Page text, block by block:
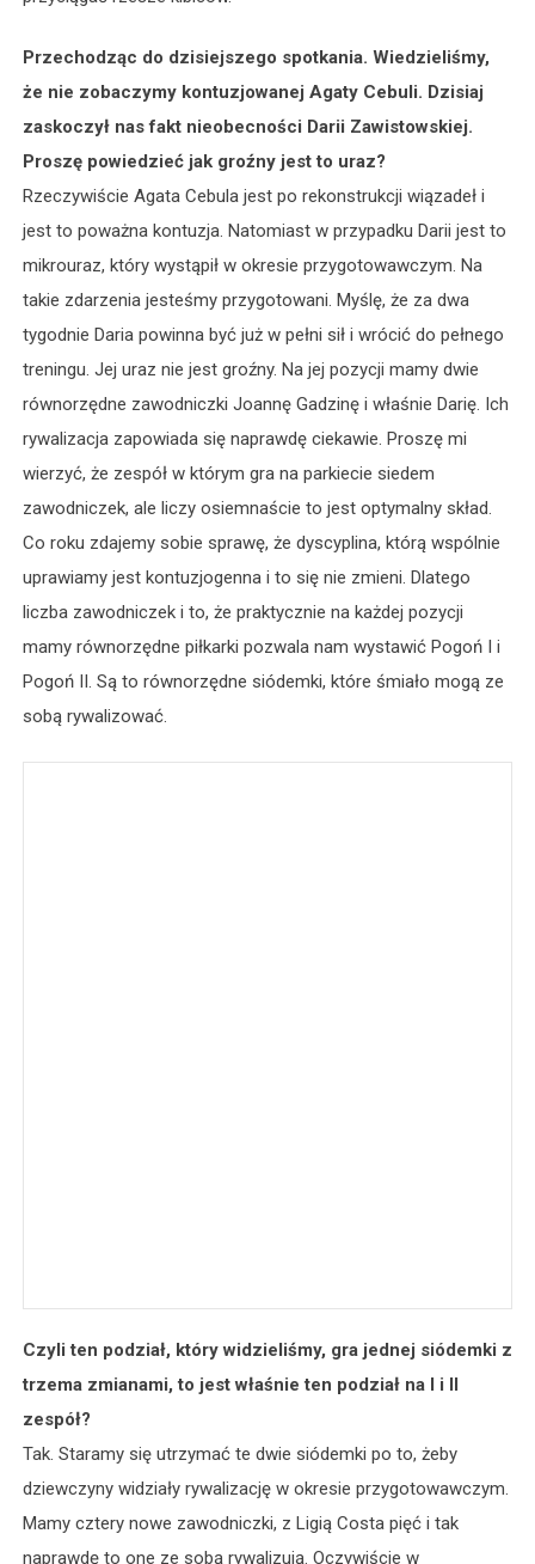
Przechodząc do dzisiejszego spotkania. Wiedzieliśmy,
że nie zobaczymy kontuzjowanej Agaty Cebuli. Dzisiaj
zaskoczył nas fakt nieobecności Darii Zawistowskiej.
Proszę powiedzieć jak groźny jest to uraz?
Rzeczywiście Agata Cebula jest po rekonstrukcji wiązadeł i
jest to poważna kontuzja. Natomiast w przypadku Darii jest to
mikrouraz, który wystąpił w okresie przygotowawczym. Na
takie zdarzenia jesteśmy przygotowani. Myślę, że za dwa
tygodnie Daria powinna być już w pełni sił i wrócić do pełnego
treningu. Jej uraz nie jest groźny. Na jej pozycji mamy dwie
równorzędne zawodniczki Joannę Gadzinę i właśnie Darię. Ich
rywalizacja zapowiada się naprawdę ciekawie. Proszę mi
wierzyć, że zespół w którym gra na parkiecie siedem
zawodniczek, ale liczy osiemnaście to jest optymalny skład.
Co roku zdajemy sobie sprawę, że dyscyplina, którą wspólnie
uprawiamy jest kontuzjogenna i to się nie zmieni. Dlatego
liczba zawodniczek i to, że praktycznie na każdej pozycji
mamy równorzędne piłkarki pozwala nam wystawić Pogoń I i
Pogoń II. Są to równorzędne siódemki, które śmiało mogą ze
sobą rywalizować.
Czyli ten podział, który widzieliśmy, gra jednej siódemki z
trzema zmianami, to jest właśnie ten podział na I i II
zespół?
Tak. Staramy się utrzymać te dwie siódemki po to, żeby
dziewczyny widziały rywalizację w okresie przygotowawczym.
Mamy cztery nowe zawodniczki, z Ligią Costa pięć i tak
naprawdę to one ze sobą rywalizują. Oczywiście w